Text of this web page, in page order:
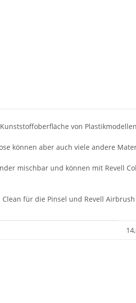
von
können aber auch viele andere
mischbar und können mit Revell
für die Pinsel und Revell